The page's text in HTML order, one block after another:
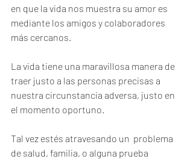
en que la vida nos muestra su amor es
mediante los amigos y colaboradores
más cercanos.
La vida tiene una maravillosa manera de
traer justo a las personas precisas a
nuestra circunstancia adversa, justo en
el momento oportuno.
Tal vez estés atravesando un  problema
de salud, familia, o alguna prueba